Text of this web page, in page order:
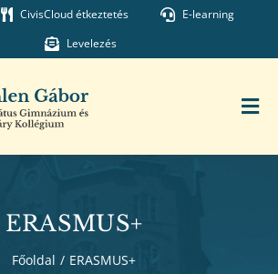
CivisCloud étkeztetés
E-learning
Levelezés
ERASMUS+
Főoldal / ERASMUS+